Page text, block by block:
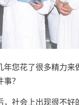
年您花了很多精力来
？
，社会上出现很不好